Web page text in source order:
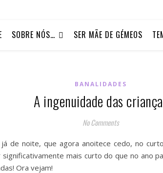
SOBRE NÓS… SER MÃE DE GÉMEOS
BANALIDADES
A ingenuidade das
No Comments
de noite, que agora anoitece cedo, no
mais curto do que no ano
Ora vejam!